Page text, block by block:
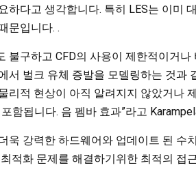
하다고 생각합니다. 특히 LES는 이미
문입니다. .
불구하고 CFD의 사용이 제한적이거
서 벌크 유체 증발을 모델링하는 것과
리적 현상이 아직 알려지지 않았거나
함됩니다. 음 펨바 효과”라고
욱 강력한 하드웨어와 업데이트 된 수
적화 문제를 해결하기위한 최적의 접